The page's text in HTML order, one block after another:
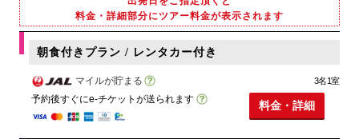
料金・詳細部分にツアー料金が表示されます
朝食付きプラン / レンタカー付き
マイルが貯まる
予約後すぐにe-チケットが送られます
3名1室
料金・詳細